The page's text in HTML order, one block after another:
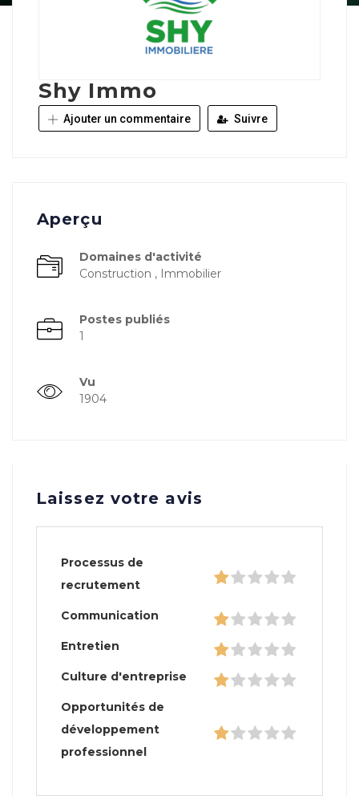
Shy Immo
Ajouter un commentaire Suivre
Aperçu
Domaines d'activité
Construction , Immobilier
Postes publiés
1
Vu
1904
Laissez votre avis
Processus de
recrutement
Communication
Entretien
Culture d'entreprise
Opportunités de
développement
professionnel